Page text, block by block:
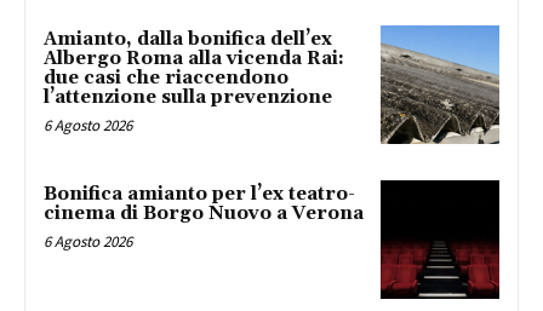
Amianto, dalla bonifica dell’ex
Albergo Roma alla vicenda Rai:
due casi che riaccendono
l’attenzione sulla prevenzione
6 Agosto 2026
Bonifica amianto per l’ex teatro-
cinema di Borgo Nuovo a Verona
6 Agosto 2026